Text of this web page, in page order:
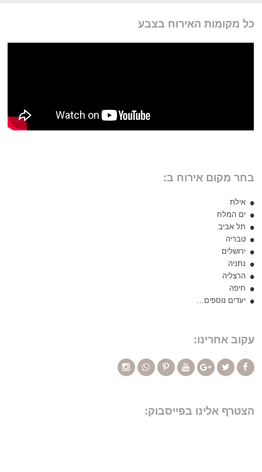
כל מקומות האירוח בצבע
בחר מקום אירוח ב:
אילת
ים המלח
תל אביב
טבריה
ירושלים
נתניה
הרצליה
חיפה
יעדים נוספים…
עקוב אחרינו:
הצטרף אלינו בפייסבוק: